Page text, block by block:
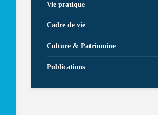
Vie pratique
Cadre de vie
Culture & Patrimoine
Publications